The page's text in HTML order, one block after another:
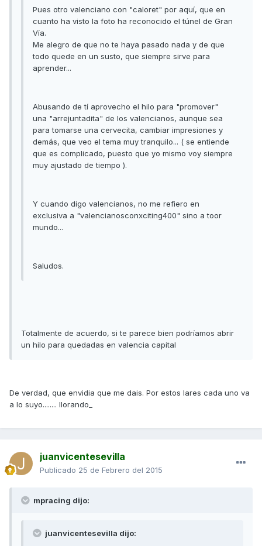
Pues otro valenciano con "caloret" por aquí, que en
cuanto ha visto la foto ha reconocido el túnel de Gran
Vía.
Me alegro de que no te haya pasado nada y de que
todo quede en un susto, que siempre sirve para
aprender...
Abusando de tí aprovecho el hilo para "promover"
una "arrejuntadita" de los valencianos, aunque sea
para tomarse una cervecita, cambiar impresiones y
demás, que veo el tema muy tranquilo... ( se entiende
que es complicado, puesto que yo mismo voy siempre
muy ajustado de tiempo ).
Y cuando digo valencianos, no me refiero en
exclusiva a "valencianosconxciting400" sino a toor
mundo...
Saludos.
Totalmente de acuerdo, si te parece bien podríamos abrir
un hilo para quedadas en valencia capital
De verdad, que envidia que me dais. Por estos lares cada uno va
a lo suyo........ llorando_
juanvicentesevilla
Publicado 25 de Febrero del 2015
mpracing dijo:
juanvicentesevilla dijo: